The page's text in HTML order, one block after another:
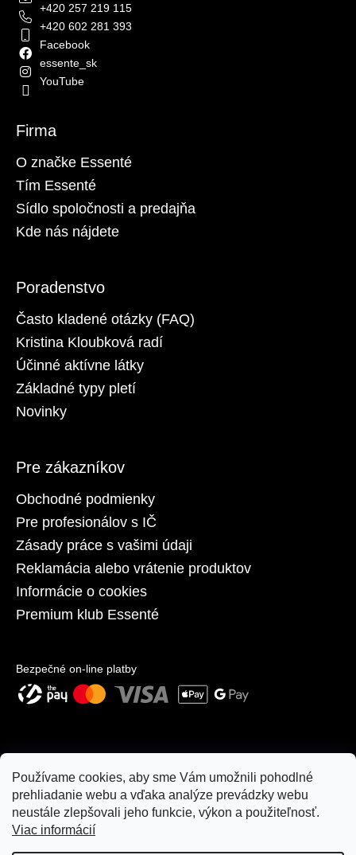
Používame cookies, aby sme Vám umožnili pohodlné
prehliadanie webu a vďaka analýze prevádzky webu
neustále zlepšovali jeho funkcie, výkon a použiteľnosť.
Viac informácií
+420 257 219 115
+420 602 281 393
Facebook
essente_sk
YouTube
Firma
O značke Essenté
Tím Essenté
Sídlo spoločnosti a predajňa
Kde nás nájdete
Poradenstvo
Často kladené otázky (FAQ)
Kristina Kloubková radí
Účinné aktívne látky
Základné typy pletí
Novinky
Pre zákazníkov
Obchodné podmienky
Pre profesionálov s IČ
Zásady práce s vašimi údaji
Reklamácia alebo vrátenie produktov
Informácie o cookies
Premium klub Essenté
Bezpečné on-line platby